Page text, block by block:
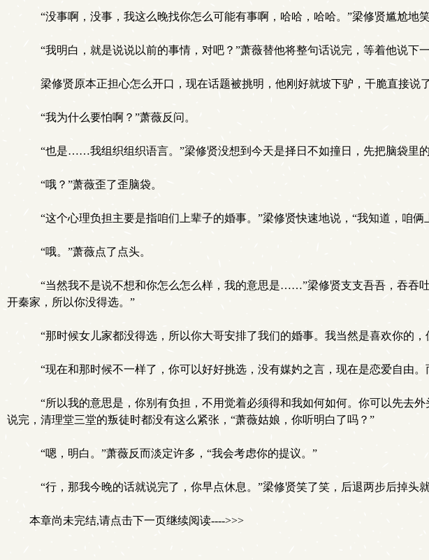
“没事啊，没事，我这么晚找你怎么可能有事啊，哈哈，哈哈。”梁修贤尴尬
“我明白，就是说说以前的事情，对吧？”萧薇替他将整句话说完，等着他说下一
梁修贤原本正担心怎么开口，现在话题被挑明，他刚好就坡下驴，干脆直接
“我为什么要怕啊？”萧薇反问。
“也是……我组织组织语言。”梁修贤没想到今天是择日不如撞日，先把脑袋里
“哦？”萧薇歪了歪脑袋。
“这个心理负担主要是指咱们上辈子的婚事。”梁修贤快速地说，“我知道，咱
“哦。”萧薇点了点头。
“当然我不是说不想和你怎么怎么样，我的意思是……”梁修贤支支吾吾，吞吞
开秦家，所以你没得选。”
“那时候女儿家都没得选，所以你大哥安排了我们的婚事。我当然是喜欢你的
“现在和那时候不一样了，你可以好好挑选，没有媒妁之言，现在是恋爱自由
“所以我的意思是，你别有负担，不用觉着必须得和我如何如何。你可以先去
说完，清理堂三堂的叛徒时都没有这么紧张，“萧薇姑娘，你听明白了吗？”
“嗯，明白。”萧薇反而淡定许多，“我会考虑你的提议。”
“行，那我今晚的话就说完了，你早点休息。”梁修贤笑了笑，后退两步后掉头
本章尚未完结,请点击下一页继续阅读---->>>